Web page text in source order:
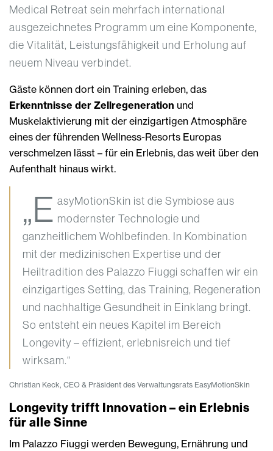
Medical Retreat sein mehrfach international
ausgezeichnetes Programm um eine Komponente,
die Vitalität, Leistungsfähigkeit und Erholung auf
neuem Niveau verbindet.
Gäste können dort ein Training erleben, das
Erkenntnisse der Zellregeneration und
Muskelaktivierung mit der einzigartigen Atmosphäre
eines der führenden Wellness-Resorts Europas
verschmelzen lässt – für ein Erlebnis, das weit über den
Aufenthalt hinaus wirkt.
„E asyMotionSkin ist die Symbiose aus
modernster Technologie und
ganzheitlichem Wohlbefinden. In Kombination
mit der medizinischen Expertise und der
Heiltradition des Palazzo Fiuggi schaffen wir ein
einzigartiges Setting, das Training, Regeneration
und nachhaltige Gesundheit in Einklang bringt.
So entsteht ein neues Kapitel im Bereich
Longevity – effizient, erlebnisreich und tief
wirksam.“
Christian Keck, CEO & Präsident des Verwaltungsrats EasyMotionSkin
Longevity trifft Innovation – ein Erlebnis
für alle Sinne
Im Palazzo Fiuggi werden Bewegung, Ernährung und